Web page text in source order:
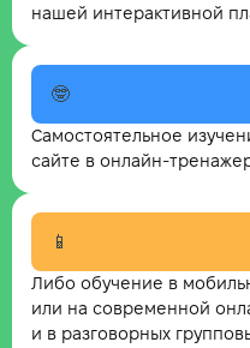
нашей интерактивной
🤓
Самостоятельное
сайте в онлайн-
📱
Либо обучение в
или на современной
и в разговорных